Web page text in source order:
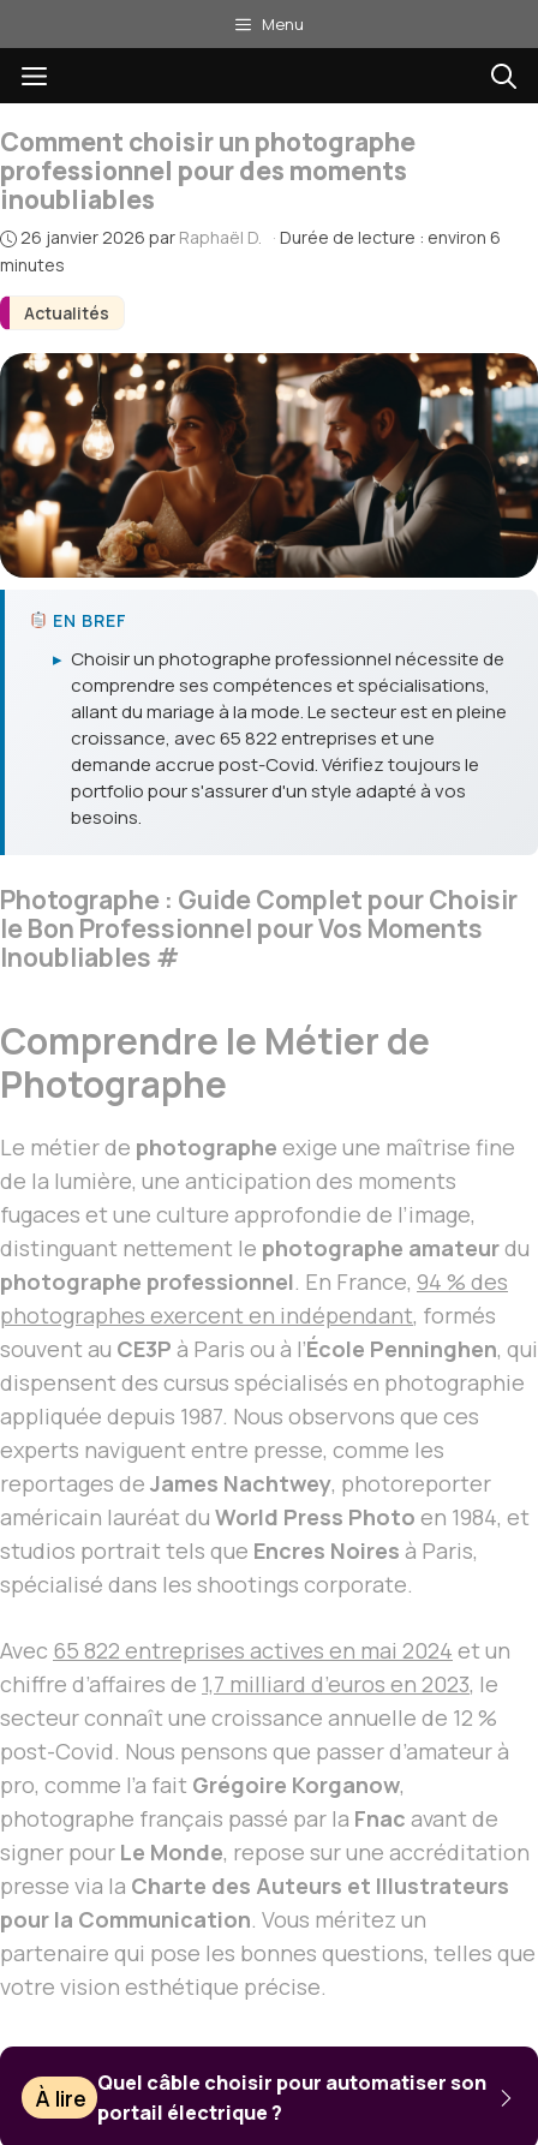
au
contenu
Menu
Menu
Actualités
Comment choisir un photographe
professionnel pour des moments
inoubliables
26 janvier 2026 par Raphaël D. · Durée de lecture : environ 6
minutes
EN BREF
▸ Choisir un photographe professionnel nécessite de
comprendre ses compétences et spécialisations,
allant du mariage à la mode. Le secteur est en pleine
croissance, avec 65 822 entreprises et une
demande accrue post-Covid. Vérifiez toujours le
portfolio pour s'assurer d'un style adapté à vos
besoins.
Photographe : Guide Complet pour Choisir
le Bon Professionnel pour Vos Moments
Inoubliables #
Comprendre le Métier de
Photographe
Le métier de photographe exige une maîtrise fine
de la lumière, une anticipation des moments
fugaces et une culture approfondie de l’image,
distinguant nettement le photographe amateurdu
photographe professionnel. En France, 94 % des
photographes exercent en indépendant, formés
souvent au CE3P à Paris ou à l’École Penninghen, qui
dispensent des cursus spécialisés en photographie
appliquée depuis 1987. Nous observons que ces
experts naviguent entre presse, comme les
reportages de James Nachtwey, photoreporter
américain lauréat du World Press Photo en 1984, et
studios portrait tels que Encres Noires à Paris,
spécialisé dans les shootings corporate.
Avec 65 822 entreprises actives en mai 2024 et un
chiffre d’affaires de 1,7 milliard d’euros en 2023, le
secteur connaît une croissance annuelle de 12 %
post-Covid. Nous pensons que passer d’amateur à
pro, comme l’a fait Grégoire Korganow,
photographe français passé par la Fnac avant de
signer pour Le Monde, repose sur une accréditation
presse via la Charte des Auteurs et Illustrateurs
pour la Communication. Vous méritez un
partenaire qui pose les bonnes questions, telles que
votre vision esthétique précise.
À lire
Quel câble choisir pour automatiser son
portail électrique ?